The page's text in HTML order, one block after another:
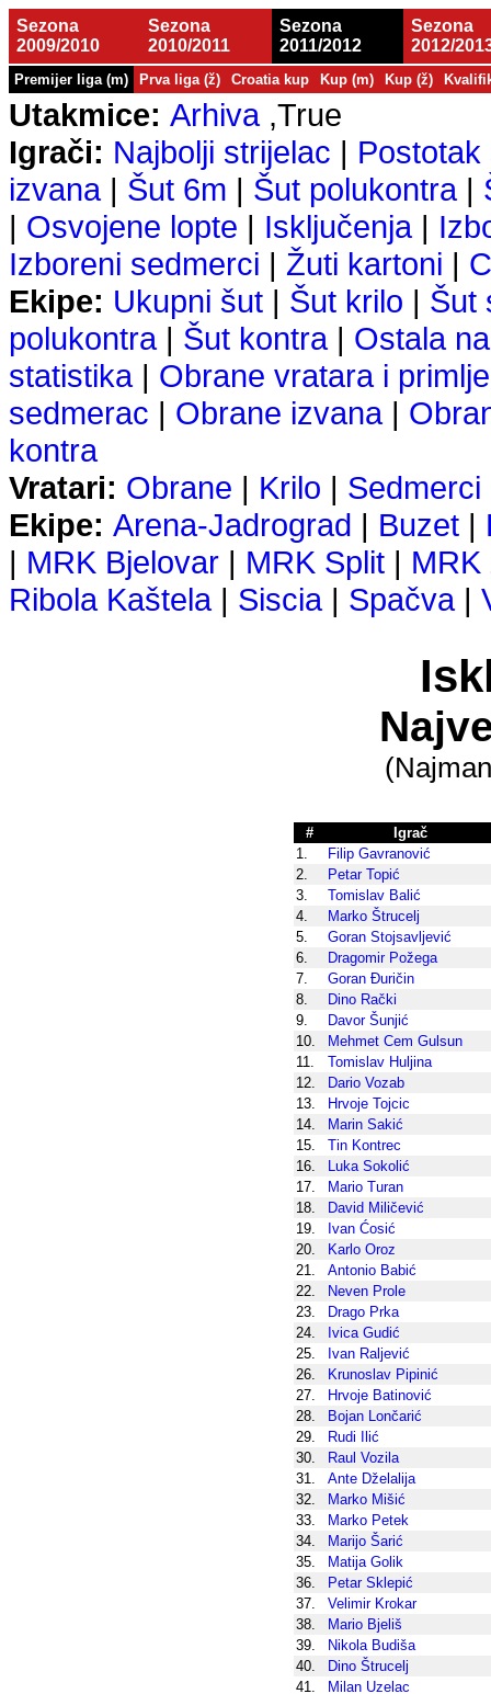
Sezona
2009/2010
Sezona
2010/2011
Sezona
2011/2012
Sezona
2012/
Premijer liga (m) Prva liga (ž) Croatia kup Kup (m) Kup (ž)
Utakmice: Arhiva,True
Igrači: Najbolji strijelac | Postotak
izvana| Šut 6m | Šut polukontra|
| Osvojene lopte | Isključenja|
Izboreni sedmerci | Žuti kartoni |
Ekipe: Ukupni šut | Šut krilo | Šut
polukontra| Šut kontra| Ostala
statistika| Obrane vratara i
sedmerac | Obrane izvana|
kontra
Vratari: Obrane | Krilo | Sedmerci
Ekipe: Arena-Jadrograd | Buzet |
| MRK Bjelovar | MRK Split | MRK
Ribola Kaštela| Siscia| Spačva|
#
Igrač
1.
Filip Gavranović
2.
Petar Topić
3.
Tomislav Balić
4.
Marko Štrucelj
5.
Goran Stojsavljević
6.
Dragomir Požega
7.
Goran Đuričin
8.
Dino Rački
9.
Davor Šunjić
10.
Mehmet Cem Gulsun
11.
Tomislav Huljina
12.
Dario Vozab
13.
Hrvoje Tojcic
14.
Marin Sakić
15.
Tin Kontrec
16.
Luka Sokolić
17.
Mario Turan
18.
David Miličević
19.
Ivan Ćosić
20.
Karlo Oroz
21.
Antonio Babić
22.
Neven Prole
23.
Drago Prka
24.
Ivica Gudić
25.
Ivan Raljević
26.
Krunoslav Pipinić
27.
Hrvoje Batinović
28.
Bojan Lončarić
29.
Rudi Ilić
30.
Raul Vozila
31.
Ante Dželalija
32.
Marko Mišić
33.
Marko Petek
34.
Marijo Šarić
35.
Matija Golik
36.
Petar Sklepić
37.
Velimir Krokar
38.
Mario Bjeliš
39.
Nikola Budiša
40.
Dino Štrucelj
41.
Milan Uzelac